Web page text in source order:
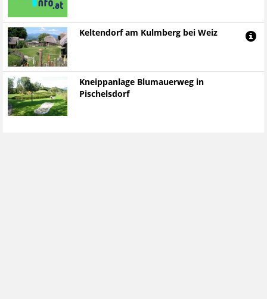
Keltendorf am Kulmberg bei Weiz
Kneippanlage Blumauerweg in
Pischelsdorf